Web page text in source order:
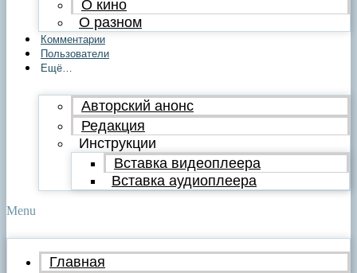
О кино
О разном
Комментарии
Пользователи
Ещё…
Авторский анонс
Редакция
Инструкции
Вставка видеоплеера
Вставка аудиоплеера
Menu
Главная